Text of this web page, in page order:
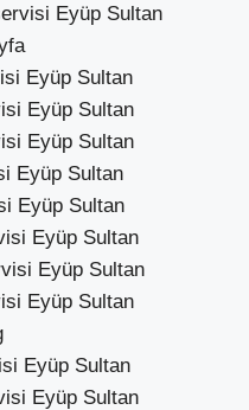
Eyüp Sultan
Eyüp Sultan
Eyüp Sultan
Eyüp Sultan
Eyüp Sultan
Eyüp Sultan
Eyüp Sultan
Eyüp Sultan
Eyüp Sultan
Eyüp Sultan
Eyüp Sultan